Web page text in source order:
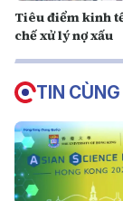
Tiêu điểm kinh
chế xử lý nợ xấu
TIN